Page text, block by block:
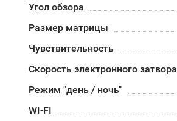
Угол обзора
Размер матрицы
Чувствительность
Скорость электронного затвора
Режим "день / ночь"
WI-FI